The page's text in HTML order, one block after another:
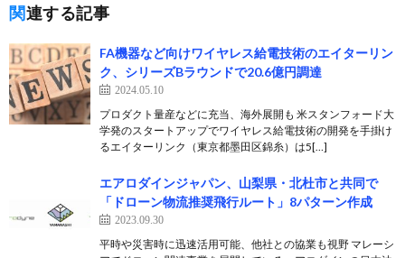
関連する記事
FA機器など向けワイヤレス給電技術のエイターリン
ク、シリーズBラウンドで20.6億円調達
2024.05.10
プロダクト量産などに充当、海外展開も 米スタンフォード大
学発のスタートアップでワイヤレス給電技術の開発を手掛け
るエイターリンク（東京都墨田区錦糸）は5[…]
エアロダインジャパン、山梨県・北杜市と共同で
「ドローン物流推奨飛行ルート」8パターン作成
2023.09.30
平時や災害時に迅速活用可能、他社との協業も視野 マレーシ